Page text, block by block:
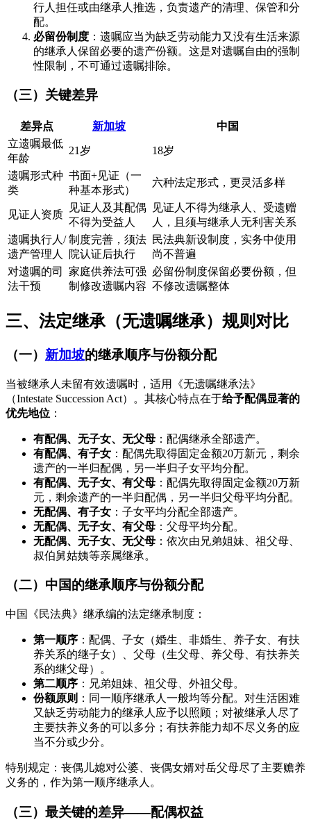
行人担任或由继承人推选，负责遗产的清理、保管和分
配。
必留份制度 ：遗嘱应当为缺乏劳动能力又没有生活来源
的继承人保留必要的遗产份额。这是对遗嘱自由的强制
性限制，不可通过遗嘱排除。
（三）关键差异
差异点 新加坡
中国
立遗嘱最低
年龄
21岁 18岁
遗嘱形式种
类
书面+见证（一
种基本形式）
六种法定形式，更灵活多样
见证人资质
见证人及其配偶
不得为受益人
见证人不得为继承人、受遗赠
人，且须与继承人无利害关系
遗嘱执行人/
遗产管理人
制度完善，须法
院认证后执行
民法典新设制度，实务中使用
尚不普遍
对遗嘱的司
法干预
家庭供养法可强
制修改遗嘱内容
必留份制度保留必要份额，但
不修改遗嘱整体
三、法定继承（无遗嘱继承）规则对比
（一） 新加坡的继承顺序与份额分配
当被继承人未留有效遗嘱时，适用《无遗嘱继承法》
（Intestate Succession Act）。其核心特点在于给予配偶显著的
优先地位 ：
有配偶、无子女、无父母 ：配偶继承全部遗产。
有配偶、有子女 ：配偶先取得固定金额20万新元，剩余
遗产的一半归配偶，另一半归子女平均分配。
有配偶、无子女、有父母 ：配偶先取得固定金额20万新
元，剩余遗产的一半归配偶，另一半归父母平均分配。
无配偶、有子女 ：子女平均分配全部遗产。
无配偶、无子女、有父母 ：父母平均分配。
无配偶、无子女、无父母 ：依次由兄弟姐妹、祖父母、
叔伯舅姑姨等亲属继承。
（二）中国的继承顺序与份额分配
中国《民法典》继承编的法定继承制度：
第一顺序 ：配偶、子女（婚生、非婚生、养子女、有扶
养关系的继子女）、父母（生父母、养父母、有扶养关
系的继父母）。
第二顺序 ：兄弟姐妹、祖父母、外祖父母。
份额原则 ：同一顺序继承人一般均等分配。对生活困难
又缺乏劳动能力的继承人应予以照顾；对被继承人尽了
主要扶养义务的可以多分；有扶养能力却不尽义务的应
当不分或少分。
特别规定：丧偶儿媳对公婆、丧偶女婿对岳父母尽了主要赡养
义务的，作为第一顺序继承人。
（三）最关键的差异——配偶权益